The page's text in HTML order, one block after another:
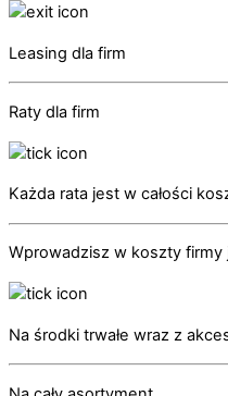
Leasing dla firm
Raty dla firm
Każda rata jest w całości
Wprowadzisz w koszty
Na środki trwałe wraz z